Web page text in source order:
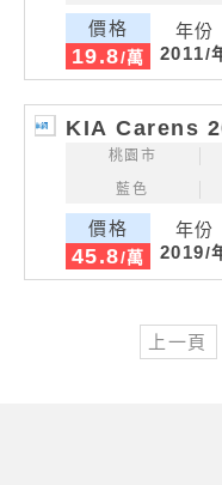
價格
19.8/萬
年份
2011/
KIA Carens
桃園市
藍色
價格
45.8/萬
年份
2019/
上一頁